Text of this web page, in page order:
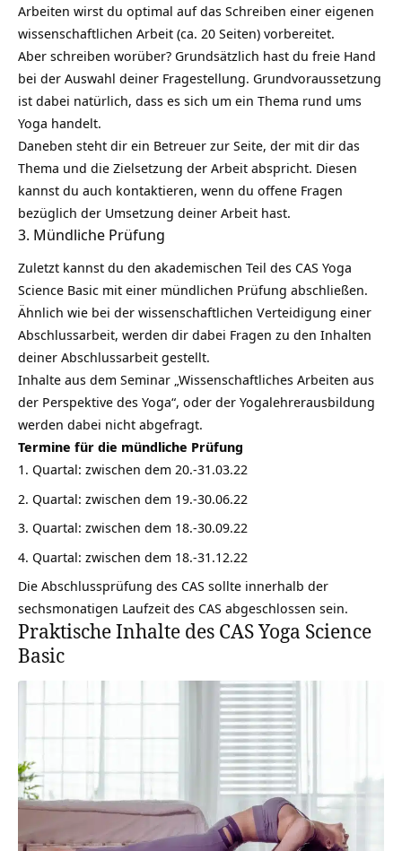
Arbeiten wirst du optimal auf das Schreiben einer eigenen
wissenschaftlichen Arbeit (ca. 20 Seiten) vorbereitet.
Aber schreiben worüber? Grundsätzlich hast du freie Hand
bei der Auswahl deiner Fragestellung. Grundvoraussetzung
ist dabei natürlich, dass es sich um ein Thema rund ums
Yoga handelt.
Daneben steht dir ein Betreuer zur Seite, der mit dir das
Thema und die Zielsetzung der Arbeit abspricht. Diesen
kannst du auch kontaktieren, wenn du offene Fragen
bezüglich der Umsetzung deiner Arbeit hast.
3. Mündliche Prüfung
Zuletzt kannst du den akademischen Teil des CAS Yoga
Science Basic mit einer mündlichen Prüfung abschließen.
Ähnlich wie bei der wissenschaftlichen Verteidigung einer
Abschlussarbeit, werden dir dabei Fragen zu den Inhalten
deiner Abschlussarbeit gestellt.
Inhalte aus dem Seminar „Wissenschaftliches Arbeiten aus
der Perspektive des Yoga“, oder der Yogalehrerausbildung
werden dabei nicht abgefragt.
Termine für die mündliche Prüfung
Quartal: zwischen dem 20.-31.03.22
Quartal: zwischen dem 19.-30.06.22
Quartal: zwischen dem 18.-30.09.22
Quartal: zwischen dem 18.-31.12.22
Die Abschlussprüfung des CAS sollte innerhalb der
sechsmonatigen Laufzeit des CAS abgeschlossen sein.
Praktische Inhalte des CAS Yoga Science
Basic